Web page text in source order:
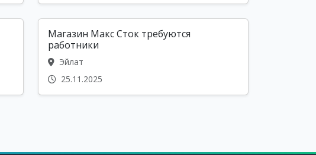
Магазин Макс Сток требуются
работники
Эйлат
25.11.2025